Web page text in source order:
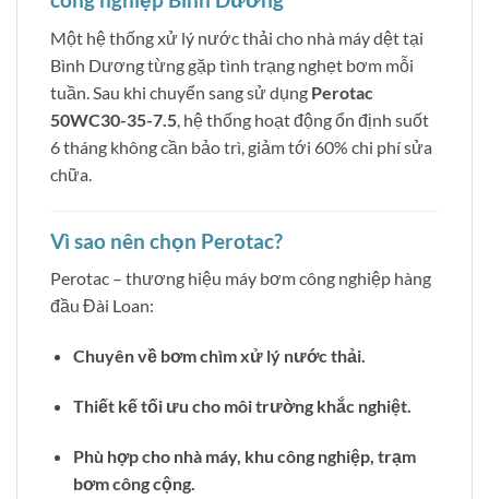
Một hệ thống xử lý nước thải cho nhà máy dệt tại
Bình Dương từng gặp tình trạng nghẹt bơm mỗi
tuần. Sau khi chuyển sang sử dụng Perotac
50WC30-35-7.5 , hệ thống hoạt động ổn định suốt
6 tháng không cần bảo trì, giảm tới 60% chi phí sửa
chữa.
Vì sao nên chọn Perotac?
Perotac – thương hiệu máy bơm công nghiệp hàng
đầu Đài Loan:
Chuyên về bơm chìm xử lý nước thải.
Thiết kế tối ưu cho môi trường khắc nghiệt.
Phù hợp cho nhà máy, khu công nghiệp, trạm
bơm công cộng.